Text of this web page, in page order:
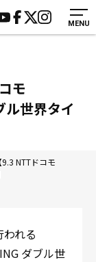
MENU
嶋ビル1F
ご質問
わせ
モ
世界タイ
NTTドコモ
れる
ダブル世